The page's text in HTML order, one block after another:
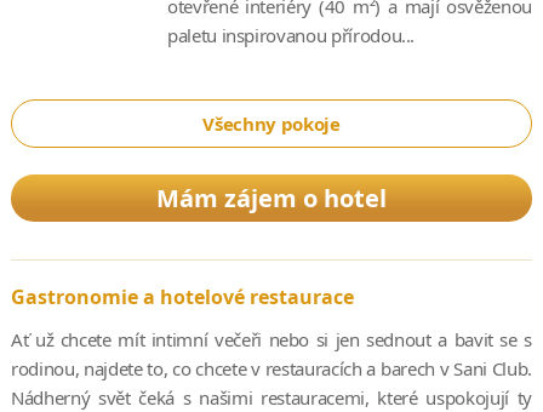
prvotřídní dětská menu navržená Annabel Karmel, rodinný
„cákací“ bazének (Family Splash Pool) nebo vzrušující
zkušenostech rodinných akademií a aktivit ve spolupráci
s nejlepšími značkami na světě.
otevřené interiéry (40 m²) a mají osvěženou
paletu inspirovanou přírodou...
Všechny pokoje
Mám zájem o hotel
Gastronomie a hotelové restaurace
Ať už chcete mít intimní večeři nebo si jen sednout a bavit se s
rodinou, najdete to, co chcete v restauracích a barech v Sani Club.
Nádherný svět čeká s našimi restauracemi, které uspokojují ty